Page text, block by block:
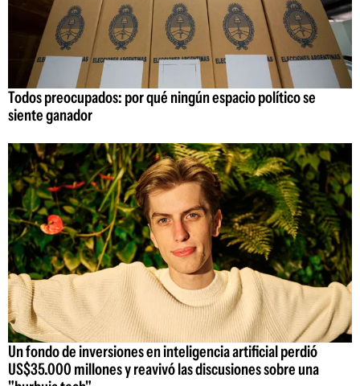
Todos preocupados: por qué ningún espacio político se
siente ganador
Un fondo de inversiones en inteligencia artificial perdió
US$35.000 millones y reavivó las discusiones sobre una